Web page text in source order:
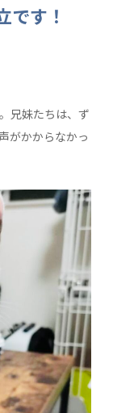
です！
兄妹たちは、ず
がかからなかっ